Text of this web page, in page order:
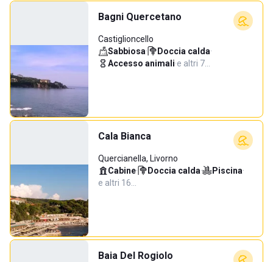
Bagni Quercetano
Castiglioncello
Sabbiosa· Doccia calda·
Accesso animali·e altri 7…
Cala Bianca
Quercianella, Livorno
Cabine· Doccia calda· Piscina·
e altri 16…
Baia Del Rogiolo